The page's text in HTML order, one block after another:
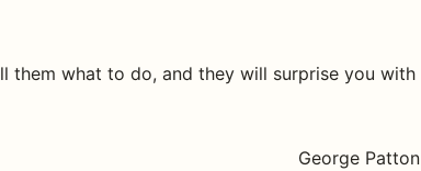
them what to do, and they will surprise you with
George Patton